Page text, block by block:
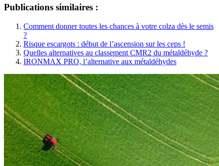
Publications similaires :
Comment donner toutes les chances à votre colza dès le semis
?
Risque escargots : début de l’ascension sur les ceps !
Quelles alternatives au classement CMR2 du métaldéhyde ?
IRONMAX PRO, l’alternative aux métaldéhydes